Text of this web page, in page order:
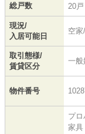
総戸数 20戸
現況/
入居可能日
空
取引態様/
賃貸区分
一般
物件番号
プロ
家具